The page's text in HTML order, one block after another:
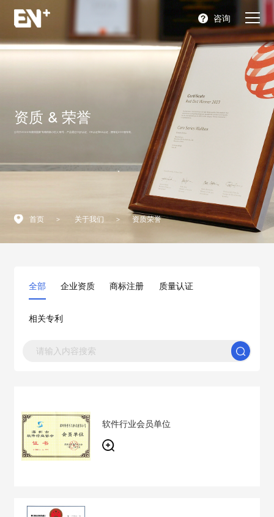
首页
充电解决方案
咨询
资质 & 荣誉
公司于2022年获得国家“专精特新小巨人”称号，产品通过CQC认证、CE认证和UL认证，拥有近200项专利。
首页 > 关于我们 > 资质荣誉
全部 企业资质 商标注册 质量认证
相关专利
软件行业会员单位